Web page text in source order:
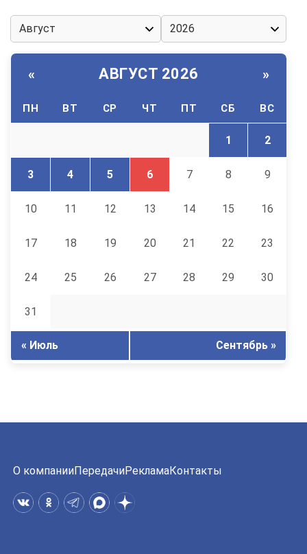
« АВГУСТ 2026 »
ПН ВТ СР ЧТ ПТ СБ ВС
1 2
3 4 5 6 7 8 9
10 11 12 13 14 15 16
17 18 19 20 21 22 23
24 25 26 27 28 29 30
31
« Июль Сентябрь »
О компанииПередачиРекламаКонтакты